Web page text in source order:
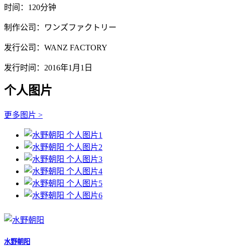
时间：120分钟
制作公司：ワンズファクトリー
发行公司：WANZ FACTORY
发行时间：2016年1月1日
个人图片
更多图片 >
水野朝阳